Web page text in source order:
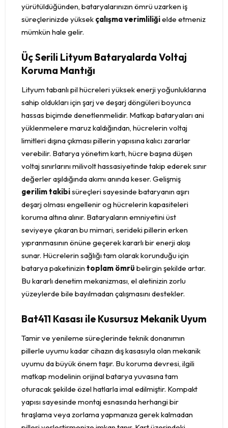
yürütüldüğünden, bataryalarınızın ömrü uzarken iş
süreçlerinizde yüksek çalışma verimliliğielde etmeniz
mümkün hale gelir.
Üç Serili Lityum Bataryalarda Voltaj
Koruma Mantığı
Lityum tabanlı pil hücreleri yüksek enerji yoğunluklarına
sahip oldukları için şarj ve deşarj döngüleri boyunca
hassas biçimde denetlenmelidir. Matkap bataryaları ani
yüklenmelere maruz kaldığından, hücrelerin voltaj
limitleri dışına çıkması pillerin yapısına kalıcı zararlar
verebilir. Batarya yönetim kartı, hücre başına düşen
voltaj sınırlarını milivolt hassasiyetinde takip ederek sınır
değerler aşıldığında akımı anında keser. Gelişmiş
gerilim takibisüreçleri sayesinde bataryanın aşırı
deşarj olması engellenir og hücrelerin kapasiteleri
koruma altına alınır. Bataryaların emniyetini üst
seviyeye çıkaran bu mimari, serideki pillerin erken
yıpranmasının önüne geçerek kararlı bir enerji akışı
sunar. Hücrelerin sağlığı tam olarak korunduğu için
batarya paketinizin toplam ömrü belirgin şekilde artar.
Bu kararlı denetim mekanizması, el aletinizin zorlu
yüzeylerde bile bayılmadan çalışmasını destekler.
Bat411 Kasası ile Kusursuz Mekanik Uyum
Tamir ve yenileme süreçlerinde teknik donanımın
pillerle uyumu kadar cihazın dış kasasıyla olan mekanik
uyumu da büyük önem taşır. Bu koruma devresi, ilgili
matkap modelinin orijinal batarya yuvasına tam
oturacak şekilde özel hatlarla imal edilmiştir. Kompakt
yapısı sayesinde montaj esnasında herhangi bir
tıraşlama veya zorlama yapmanıza gerek kalmadan